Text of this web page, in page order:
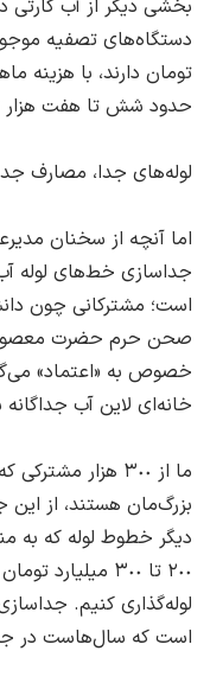
بخشی دیگر از آب کارتی
تومان دارند، با هزینه
حدود شش تا هفت هزار
لوله‌های جدا، ‌مصارف
اما آنچه از سخنان
‌جداسازی خط‌های لوله
است؛ ‌مشترکانی چون
‌صحن حرم حضرت
خصوص به «اعتماد»
خانه‌ای لاین آب
بزرگ‌مان هستند، ‌از این
دیگر خطوط لوله که به
٢٠٠ تا ٣٠٠
لوله‌گذاری کنیم.
است که سال‌هاست در